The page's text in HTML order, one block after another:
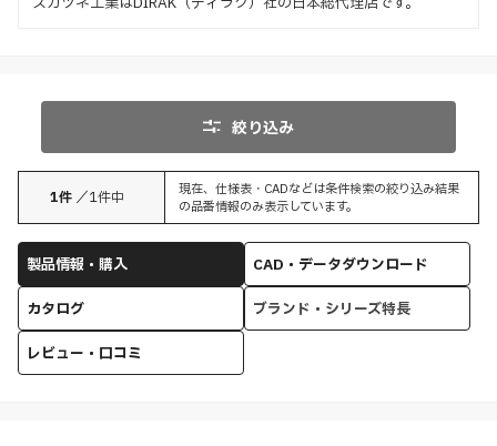
絞り込み
1件 ／1件中
現在、仕様表・CADなどは条件検索の絞り込み結果
の品番情報のみ表示しています。
製品情報・購入
CAD・データダウンロード
カタログ
ブランド・シリーズ特長
レビュー・口コミ